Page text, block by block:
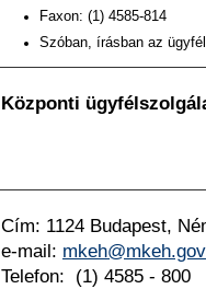
Faxon: (1) 4585-814
Szóban, írásban az
Központi
Cím: 1124 Budapest,
e-mail:
Telefon: (1) 4585 - 800